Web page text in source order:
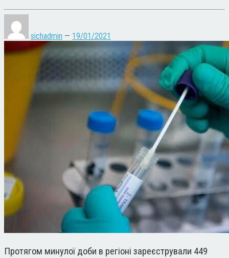
sichadmin — 19/01/2021
Протягом минулої доби в регіоні зареєстрували 449